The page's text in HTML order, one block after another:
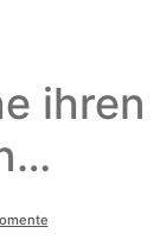
ihren